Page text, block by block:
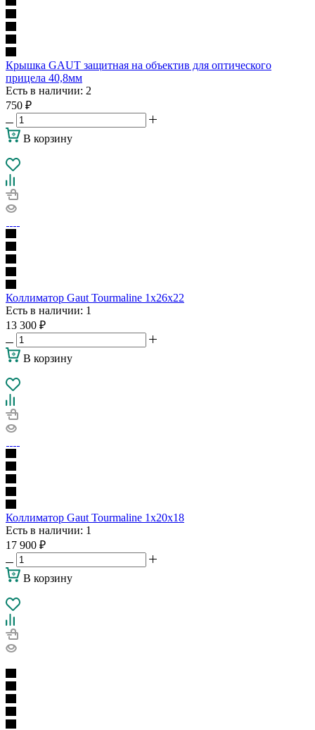
Крышка GAUT защитная на объектив для оптического
прицела 40,8мм
Есть в наличии: 2
750 ₽
В корзину
Коллиматор Gaut Tourmaline 1x26x22
Есть в наличии: 1
13 300 ₽
В корзину
Коллиматор Gaut Tourmaline 1x20x18
Есть в наличии: 1
17 900 ₽
В корзину